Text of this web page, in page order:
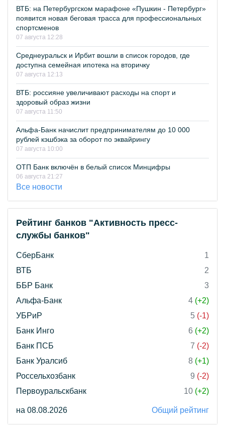
ВТБ: на Петербургском марафоне «Пушкин - Петербург»
появится новая беговая трасса для профессиональных
спортсменов
07 августа 12:28
Среднеуральск и Ирбит вошли в список городов, где
доступна семейная ипотека на вторичку
07 августа 12:13
ВТБ: россияне увеличивают расходы на спорт и
здоровый образ жизни
07 августа 11:50
Альфа-Банк начислит предпринимателям до 10 000
рублей кэшбэка за оборот по эквайрингу
07 августа 10:00
ОТП Банк включён в белый список Минцифры
06 августа 21:27
Все новости
Рейтинг банков "Активность пресс-
службы банков"
СберБанк
1
ВТБ
2
ББР Банк
3
Альфа-Банк
4 (+2)
УБРиР
5 (-1)
Банк Инго
6 (+2)
Банк ПСБ
7 (-2)
Банк Уралсиб
8 (+1)
Россельхозбанк
9 (-2)
Первоуральскбанк
10 (+2)
на 08.08.2026 Общий рейтинг